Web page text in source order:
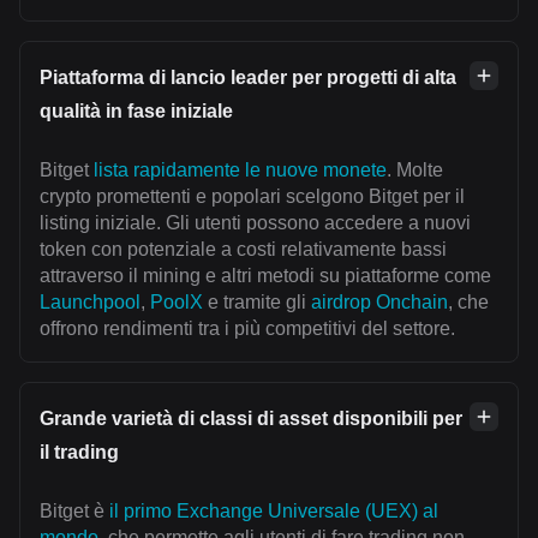
Piattaforma di lancio leader per progetti di alta
qualità in fase iniziale
Bitget lista rapidamente le nuove monete. Molte
crypto promettenti e popolari scelgono Bitget per il
listing iniziale. Gli utenti possono accedere a nuovi
token con potenziale a costi relativamente bassi
attraverso il mining e altri metodi su piattaforme come
Launchpool , PoolX e tramite gli airdrop Onchain, che
offrono rendimenti tra i più competitivi del settore.
Grande varietà di classi di asset disponibili per
il trading
Bitget è il primo Exchange Universale (UEX) al